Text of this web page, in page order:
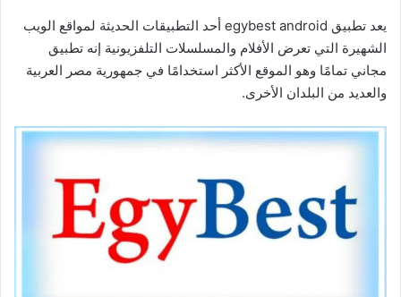
يعد تطبيق egybest android أحد التطبيقات الحديثة لمواقع الويب
الشهيرة التي تعرض الأفلام والمسلسلات التلفزيونية إنه تطبيق
مجاني تمامًا وهو الموقع الأكثر استخدامًا في جمهورية مصر العربية
والعديد من البلدان الأخرى.